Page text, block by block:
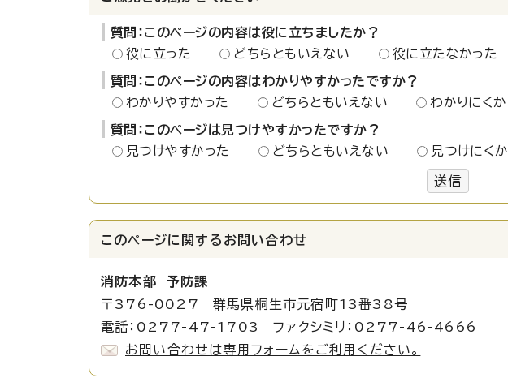
質問：このページの内容は役に立ちましたか？
役に立った
どちらともいえない 役に立たなかった
質問：このページの内容はわかりやすかったですか？
わかりやすかった
どちらともいえない わかりにくか
質問：このページは見つけやすかったですか？
見つけやすかった
どちらともいえない 見つけにく
送信
このページに関する お問い合わせ
消防本部 予防課
〒376-0027 群馬県桐生市元宿町13番38号
電話：0277-47-1703 ファクシミリ：0277-46-4666
お問い合わせは専用フォームをご利用ください。